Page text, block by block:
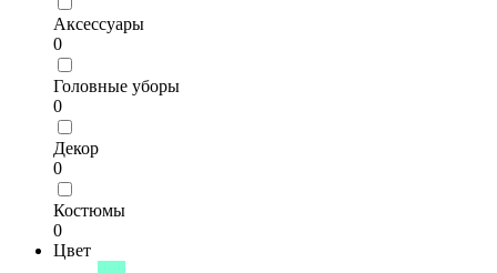
Аксессуары
0
Головные уборы
0
Декор
0
Костюмы
0
Цвет